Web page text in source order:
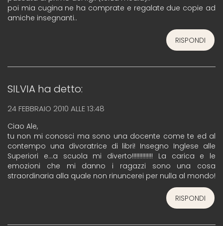
poi mia cugina ne ha comprate e regalate due copie ad
amiche insegnanti..
RISPONDI
SILVIA ha detto:
24 FEBBRAIO 2010 ALLE 13:48
Ciao Ale,
tu non mi conosci ma sono una docente come te ed al
contempo una divoratrice di libri! Insegno Inglese alle
Superiori e…a scuola mi diverto!!!!!!!!!!!!!! La carica e le
emozioni che mi danno i ragazzi sono una cosa
straordinaria alla quale non rinuncerei per nulla al mondo!
RISPONDI